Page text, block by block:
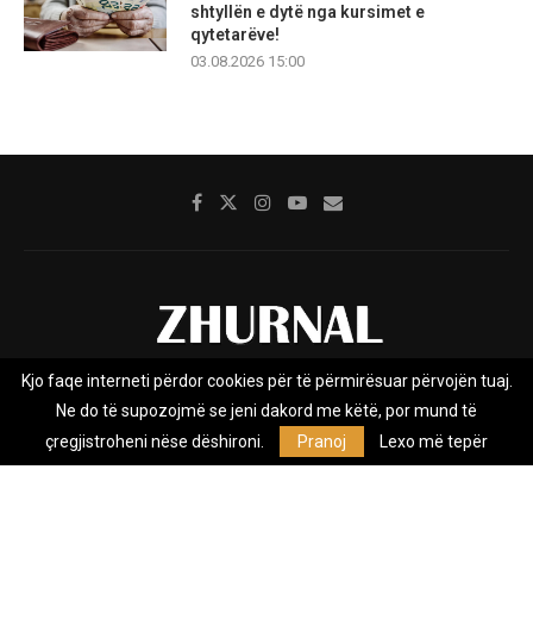
shtyllën e dytë nga kursimet e
qytetarëve!
03.08.2026 15:00
Rreth nesh Impresumi Marketing
Privacy Policy
Zhurnal.mk është Agjenci e Lajmeve e pavarur, e themeluar në vitin
Kjo faqe interneti përdor cookies për të përmirësuar përvojën tuaj.
Ne do të supozojmë se jeni dakord me këtë, por mund të
çregjistroheni nëse dëshironi.
Pranoj Lexo më tepër